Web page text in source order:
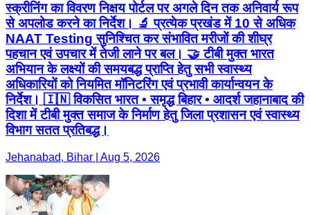
स्क्रीनिंग का विवरण निक्षय पोर्टल पर अगले दिन तक अनिवार्य रूप
से अपलोड करने का निर्देश। 🔬 प्रत्येक प्रखंड में 10 से अधिक
NAAT Testing सुनिश्चित कर संभावित मरीजों की शीघ्र
पहचान एवं उपचार में तेजी लाने पर बल। 🤝 टीबी मुक्त भारत
अभियान के लक्ष्यों की समयबद्ध प्राप्ति हेतु सभी स्वास्थ्य
अधिकारियों को नियमित मॉनिटरिंग एवं प्रभावी कार्यान्वयन के
निर्देश। 🇮🇳 विकसित भारत • समृद्ध बिहार • आदर्श जहानाबाद की
दिशा में टीबी मुक्त समाज के निर्माण हेतु जिला प्रशासन एवं स्वास्थ्य
विभाग सतत प्रतिबद्ध।
Jehanabad, Bihar | Aug 5, 2026